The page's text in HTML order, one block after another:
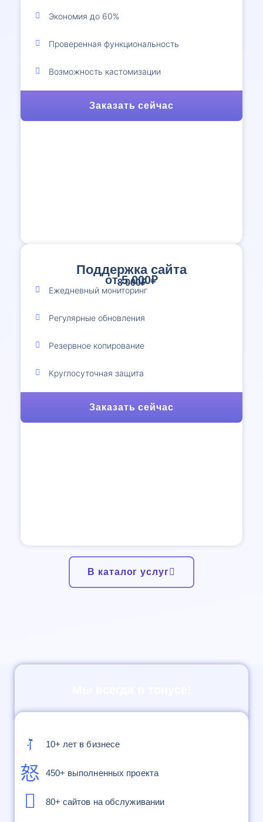
Экономия до 60%
Проверенная функциональность
Возможность кастомизации
Заказать сейчас
Поддержка сайта
от 5 000₽
8 000₽
Ежедневный мониторинг
Регулярные обновления
Резервное копирование
Круглосуточная защита
Заказать сейчас
В каталог услуг
10+ лет в бизнесе
450+ выполненных проекта
80+ сайтов на обслуживании